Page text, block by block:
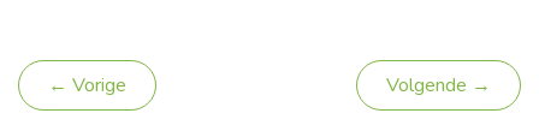
← Vorige Volgende →